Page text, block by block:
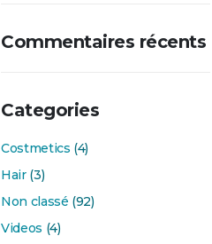
Commentaires récents
Categories
Costmetics (4)
Hair(3)
Non classé (92)
Videos (4)